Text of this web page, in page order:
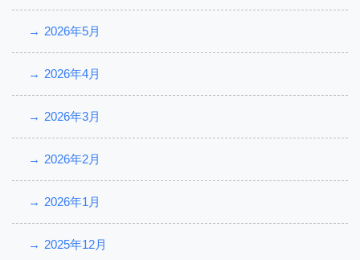
2026年5月
2026年4月
2026年3月
2026年2月
2026年1月
2025年12月